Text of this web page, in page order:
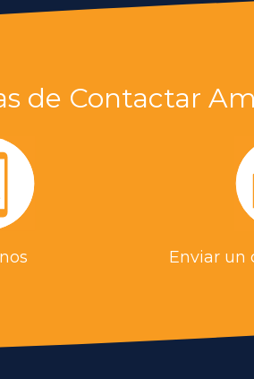
de Contactar
Enviar un